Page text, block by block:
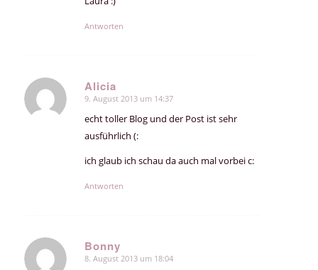
Antworten
Alicia
sagte:
9. August 2013 um 14:37
echt toller Blog und der Post ist sehr
ausführlich (:
ich glaub ich schau da auch mal vorbei c:
Antworten
Bonny
sagte:
8. August 2013 um 18:04